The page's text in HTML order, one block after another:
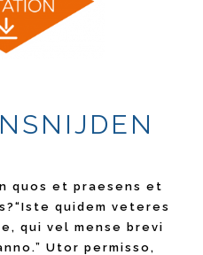
quos et praesens et
quidem veteres
qui vel mense brevi
Utor permisso,